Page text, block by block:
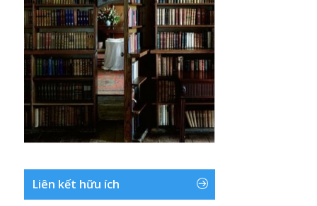
Liên kết hữu ích